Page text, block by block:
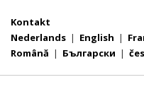
Kontakt
Nederlands | English |
Română | Български |